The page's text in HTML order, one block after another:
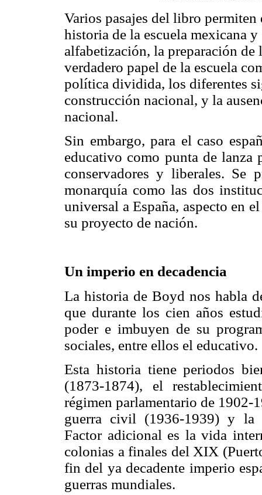
Varios pasajes del libro permiten
historia de la escuela mexicana
alfabetización, la preparación de
verdadero papel de la escuela
política dividida, los diferentes
construcción nacional, y la
nacional.
Sin embargo, para el caso
educativo como punta de lanza
conservadores y liberales.
monarquía como las dos
universal a España, aspecto en
su proyecto de nación.
Un imperio en decadencia
La historia de Boyd nos habla
que durante los cien años
poder e imbuyen de su
sociales, entre ellos el educativo.
Esta historia tiene periodos
(1873-1874), el
régimen parlamentario de 1902-
guerra civil (1936-1939) y la
Factor adicional es la vida
colonias a finales del XIX
fin del ya decadente imperio
guerras mundiales.